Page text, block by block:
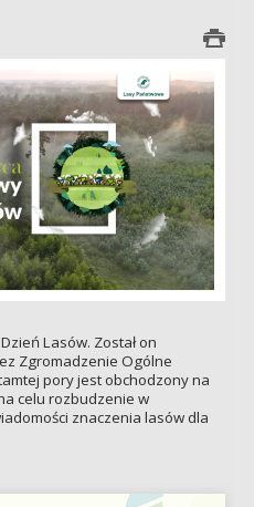
Lasów. Został on
Zgromadzenie Ogólne
pory jest obchodzony na
celu rozbudzenie w
znaczenia lasów dla